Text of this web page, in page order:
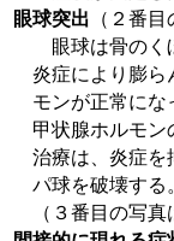
眼球突出 （２番目
眼球は骨のく
症により膨らん
ンが正常にな
状腺ホルモン
療は、炎症を抑
球を破壊する。
３番目の写真は